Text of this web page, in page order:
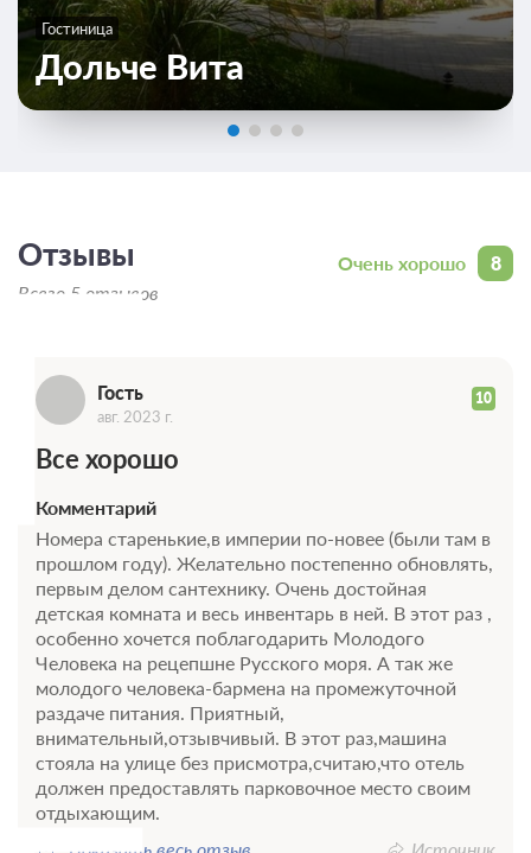
Гостиница
Дольче Вита
8
Очень хорошо
Отзывы
Всего 5 отзывов
Гость 10
авг. 2023 г.
Все хорошо
Комментарий
Номера старенькие,в империи по-новее (были там в
прошлом году). Желательно постепенно обновлять,
первым делом сантехнику. Очень достойная
детская комната и весь инвентарь в ней. В этот раз ,
особенно хочется поблагодарить Молодого
Человека на рецепшне Русского моря. А так же
молодого человека-бармена на промежуточной
раздаче питания. Приятный,
внимательный,отзывчивый. В этот раз,машина
стояла на улице без присмотра,считаю,что отель
должен предоставлять парковочное место своим
отдыхающим.